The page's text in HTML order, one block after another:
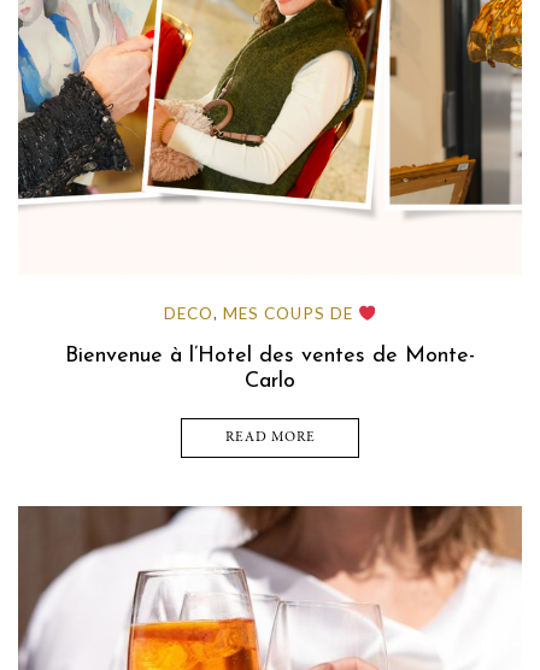
DECO, MES COUPS DE
Bienvenue à l’Hotel des ventes de Monte-
Carlo
READ MORE